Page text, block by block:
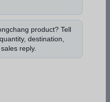
CAS et la quantité
product? Tell
destination,
reply.